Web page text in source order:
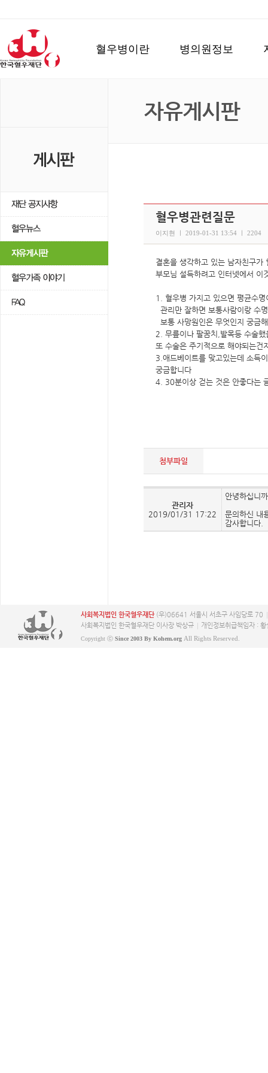
혈우병이란 병의원정보
자유게시판
혈우병관련질문
이지현 ㅣ 2019-01-31 13:54 ㅣ 2204
결혼을 생각하고 있는 남자친구가
부모님 설득하려고 인터넷에서 이
1. 혈우병 가지고 있으면 평균수
관리만 잘하면 보통사람이랑 수
보통 사망원인은 무엇인지 궁금
2. 무릎이나 팔꿈치,발목등 수술
또 수술은 주기적으로 해야되는건
3.애드베이트를 맞고있는데 소득
궁금합니다
4. 30분이상 걷는 것은 안좋다는
첨부파일
관리자
2019/01/31 17:22
안녕하십니
문의하신 내
감사합니다.
사회복지법인 한국혈우재단(우)06641 서울시 서초구 사임당로 70
사회복지법인 한국혈우재단 이사장 박상규
개인정보취급책임자 : 황
Copyright ⓒ Since 2003 By Kohem.org All Rights Reserved.